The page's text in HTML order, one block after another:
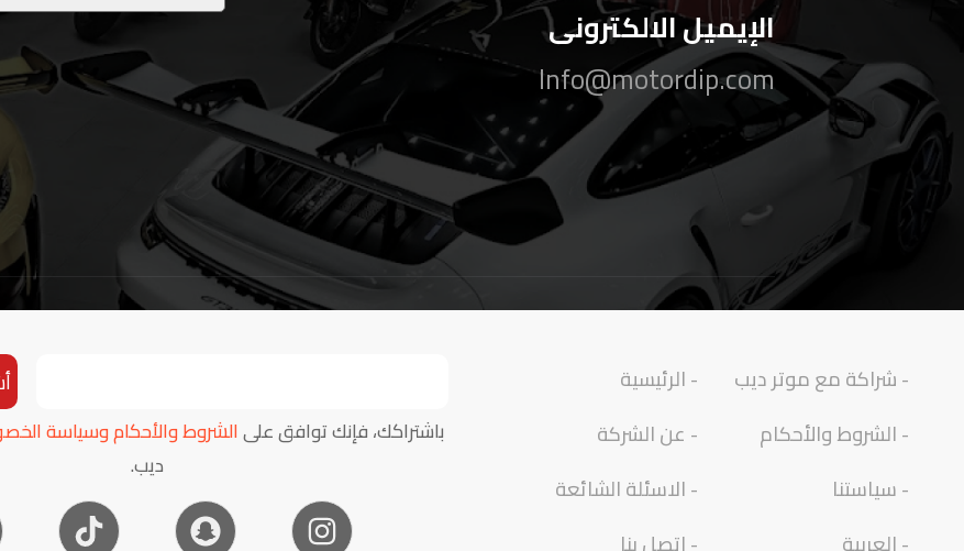
الإيميل الالكترونى
Info@motordip.com
- الرئيسية
- عن الشركة
- الاسئلة الشائعة
- شراكة مع موتر ديب
- الشروط والأحكام
- سياستنا
باشتراكك، فإنك توافق علىالشروط والأحكام وسياسة
ديب.